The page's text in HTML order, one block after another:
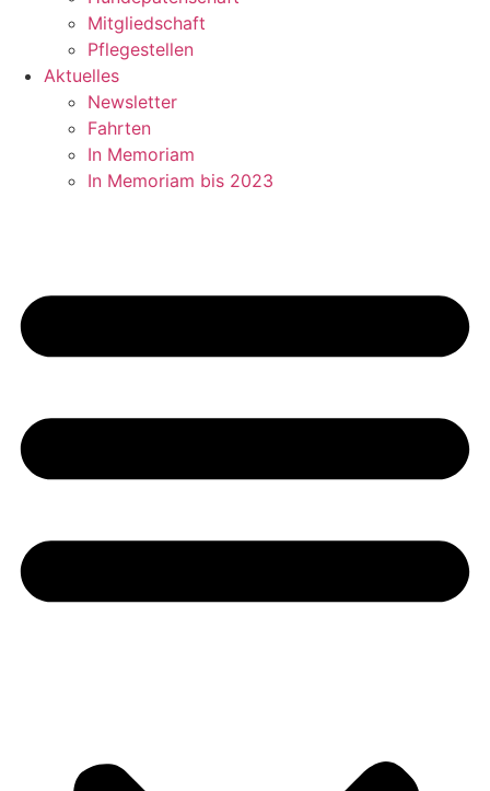
Mitgliedschaft
Pflegestellen
Aktuelles
Newsletter
Fahrten
In Memoriam
In Memoriam bis 2023